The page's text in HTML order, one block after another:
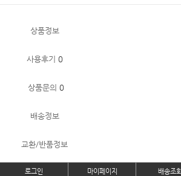
상품정보
사용후기 0
상품문의 0
배송정보
교환/반품정보
로그인 마이페이지 배송조회